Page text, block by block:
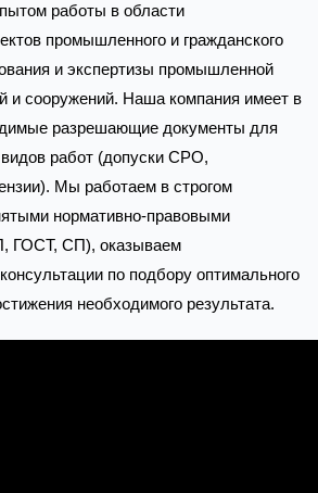
работы в области
промышленного и гражданского
и экспертизы промышленной
и сооружений. Наша компания имеет в
разрешающие документы для
работ (допуски СРО,
Мы работаем в строгом
нормативно-правовыми
ГОСТ, СП), оказываем
по подбору оптимального
необходимого результата.